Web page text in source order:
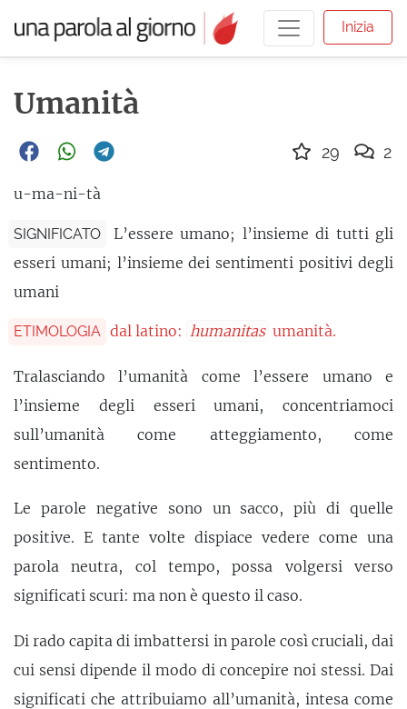
Inizia
Umanità
u-ma-ni-tà
SIGNIFICATO
L’essere umano; l’insieme di tutti gli
esseri umani; l’insieme dei sentimenti positivi degli
umani
ETIMOLOGIA dal latino: humanitas umanità.
Tralasciando l’umanità come l’essere umano e
l’insieme degli esseri umani, concentriamoci
sull’umanità come atteggiamento, come
sentimento.
Le parole negative sono un sacco, più di quelle
positive. E tante volte dispiace vedere come una
parola neutra, col tempo, possa volgersi verso
significati scuri: ma non è questo il caso.
Di rado capita di imbattersi in parole così cruciali, dai
cui sensi dipende il modo di concepire noi stessi. Dai
significati che attribuiamo all’umanità, intesa come
29 2